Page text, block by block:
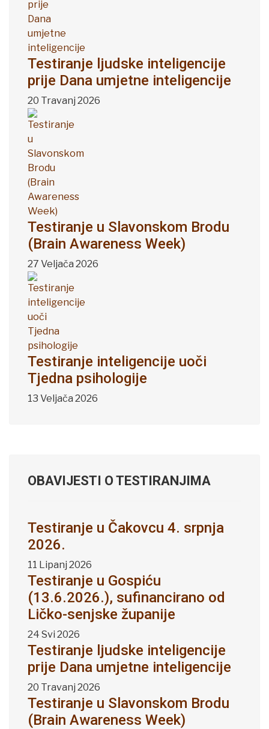
Testiranje ljudske inteligencije
prije Dana umjetne inteligencije
20 Travanj 2026
Testiranje u Slavonskom Brodu
(Brain Awareness Week)
27 Veljača 2026
Testiranje inteligencije uoči
Tjedna psihologije
13 Veljača 2026
OBAVIJESTI O TESTIRANJIMA
Testiranje u Čakovcu 4. srpnja
2026.
11 Lipanj 2026
Testiranje u Gospiću
(13.6.2026.), sufinancirano od
Ličko-senjske županije
24 Svi 2026
Testiranje ljudske inteligencije
prije Dana umjetne inteligencije
20 Travanj 2026
Testiranje u Slavonskom Brodu
(Brain Awareness Week)